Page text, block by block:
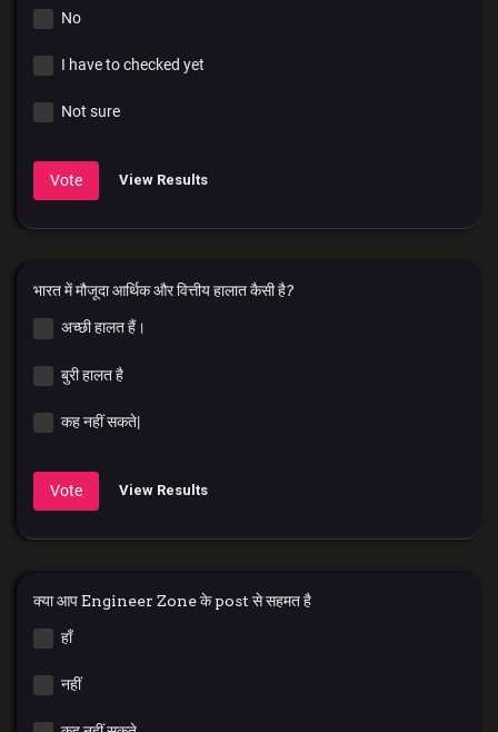
No
I have to checked yet
Not sure
Vote View Results
भारत में मौजूदा आर्थिक और वित्तीय हालात कैसी है?
अच्छी हालत हैं।
बुरी हालत है
कह नहीं सकते|
Vote View Results
क्या आप Engineer Zone के post से सहमत है
हाँ
नहीं